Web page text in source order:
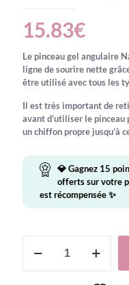
15.83€
Le pinceau gel angulaire
ligne de sourire nette
être utilisé avec tous les
Il est très important de
avant d’utiliser le
un chiffon propre jusqu’à
💎 Gagnez 15
offerts sur votre
est récompensée ✨